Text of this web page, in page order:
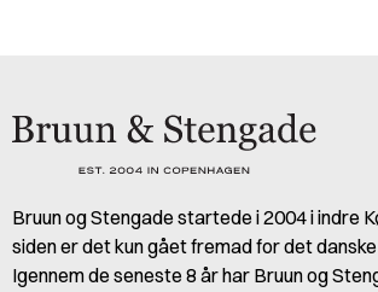
Bruun og Stengade startede i 2004 i indre
siden er det kun gået fremad for det
Igennem de seneste 8 år har Bruun og